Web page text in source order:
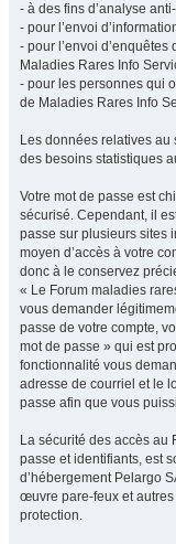
- à des fins d’analyse
- pour l’envoi
- pour l’envoi
Maladies Rares Info
- pour les personnes qui
de Maladies Rares Info
Les données relatives
des besoins statistiques
Votre mot de passe est
sécurisé. Cependant, il
passe sur plusieurs sites
moyen d’accès à votre
donc à le conservez
« Le Forum maladies
vous demander
passe de votre compte,
mot de passe » qui est
fonctionnalité vous
adresse de courriel et le
passe afin que vous
La sécurité des accès au
passe et identifiants, est
d’hébergement Pelargo
œuvre pare-feux et
protection.